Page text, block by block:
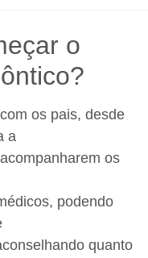
o
os pais, desde
a
os
podendo
quanto